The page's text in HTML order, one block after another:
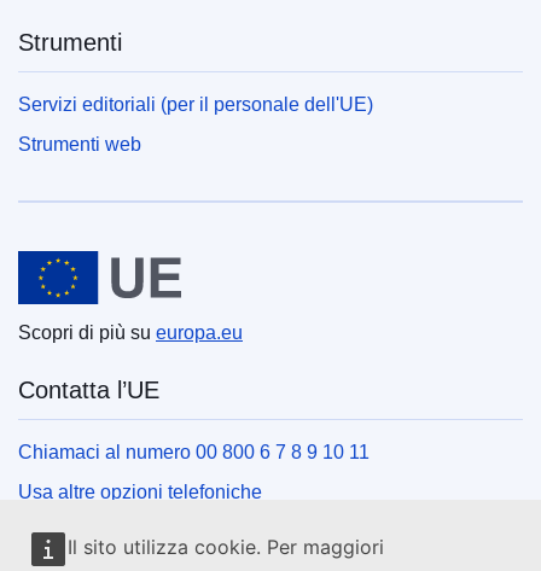
Il sito utilizza cookie. Per maggiori
Strumenti
Servizi editoriali (per il personale dell'UE)
Strumenti web
Unione europea
Scopri di più su europa.eu
Contatta l’UE
Chiamaci al numero 00 800 6 7 8 9 10 11
Usa altre opzioni telefoniche
Scrivici usando l’apposito modulo